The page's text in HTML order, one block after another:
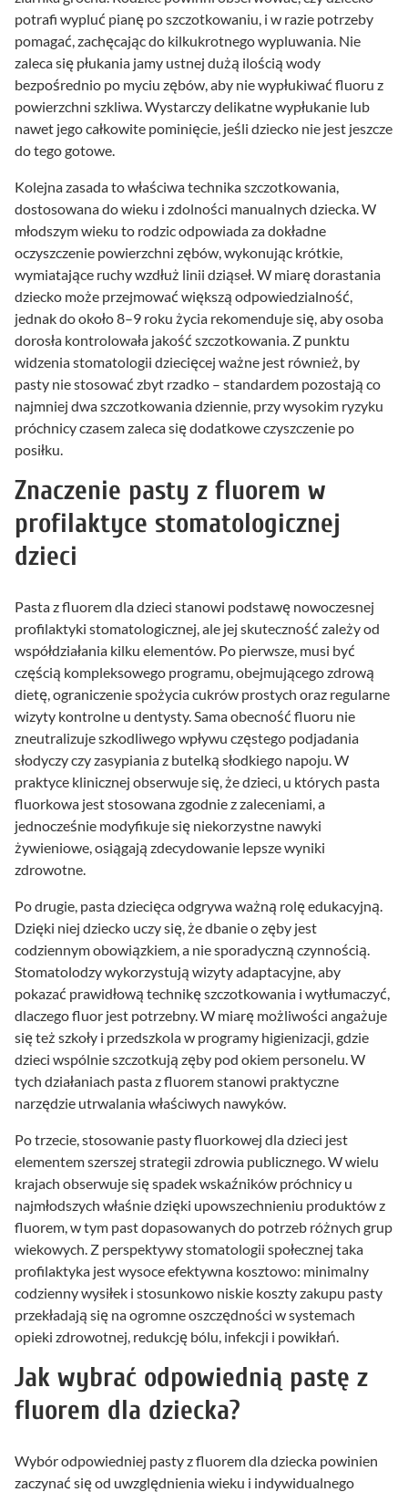
potrafi wypluć pianę po szczotkowaniu, i w razie potrzeby
pomagać, zachęcając do kilkukrotnego wypluwania. Nie
zaleca się płukania jamy ustnej dużą ilością wody
bezpośrednio po myciu zębów, aby nie wypłukiwać fluoru z
powierzchni szkliwa. Wystarczy delikatne wypłukanie lub
nawet jego całkowite pominięcie, jeśli dziecko nie jest jeszcze
do tego gotowe.
Kolejna zasada to właściwa technika szczotkowania,
dostosowana do wieku i zdolności manualnych dziecka. W
młodszym wieku to rodzic odpowiada za dokładne
oczyszczenie powierzchni zębów, wykonując krótkie,
wymiatające ruchy wzdłuż linii dziąseł. W miarę dorastania
dziecko może przejmować większą odpowiedzialność,
jednak do około 8–9 roku życia rekomenduje się, aby osoba
dorosła kontrolowała jakość szczotkowania. Z punktu
widzenia stomatologii dziecięcej ważne jest również, by
pasty nie stosować zbyt rzadko – standardem pozostają co
najmniej dwa szczotkowania dziennie, przy wysokim ryzyku
próchnicy czasem zaleca się dodatkowe czyszczenie po
posiłku.
Znaczenie pasty z fluorem w
profilaktyce stomatologicznej
dzieci
Pasta z fluorem dla dzieci stanowi podstawę nowoczesnej
profilaktyki stomatologicznej, ale jej skuteczność zależy od
współdziałania kilku elementów. Po pierwsze, musi być
częścią kompleksowego programu, obejmującego zdrową
dietę, ograniczenie spożycia cukrów prostych oraz regularne
wizyty kontrolne u dentysty. Sama obecność fluoru nie
zneutralizuje szkodliwego wpływu częstego podjadania
słodyczy czy zasypiania z butelką słodkiego napoju. W
praktyce klinicznej obserwuje się, że dzieci, u których pasta
fluorkowa jest stosowana zgodnie z zaleceniami, a
jednocześnie modyfikuje się niekorzystne nawyki
żywieniowe, osiągają zdecydowanie lepsze wyniki
zdrowotne.
Po drugie, pasta dziecięca odgrywa ważną rolę edukacyjną.
Dzięki niej dziecko uczy się, że dbanie o zęby jest
codziennym obowiązkiem, a nie sporadyczną czynnością.
Stomatolodzy wykorzystują wizyty adaptacyjne, aby
pokazać prawidłową technikę szczotkowania i wytłumaczyć,
dlaczego fluor jest potrzebny. W miarę możliwości angażuje
się też szkoły i przedszkola w programy higienizacji, gdzie
dzieci wspólnie szczotkują zęby pod okiem personelu. W
tych działaniach pasta z fluorem stanowi praktyczne
narzędzie utrwalania właściwych nawyków.
Po trzecie, stosowanie pasty fluorkowej dla dzieci jest
elementem szerszej strategii zdrowia publicznego. W wielu
krajach obserwuje się spadek wskaźników próchnicy u
najmłodszych właśnie dzięki upowszechnieniu produktów z
fluorem, w tym past dopasowanych do potrzeb różnych grup
wiekowych. Z perspektywy stomatologii społecznej taka
profilaktyka jest wysoce efektywna kosztowo: minimalny
codzienny wysiłek i stosunkowo niskie koszty zakupu pasty
przekładają się na ogromne oszczędności w systemach
opieki zdrowotnej, redukcję bólu, infekcji i powikłań.
Jak wybrać odpowiednią pastę z
fluorem dla dziecka?
Wybór odpowiedniej pasty z fluorem dla dziecka powinien
zaczynać się od uwzględnienia wieku i indywidualnego